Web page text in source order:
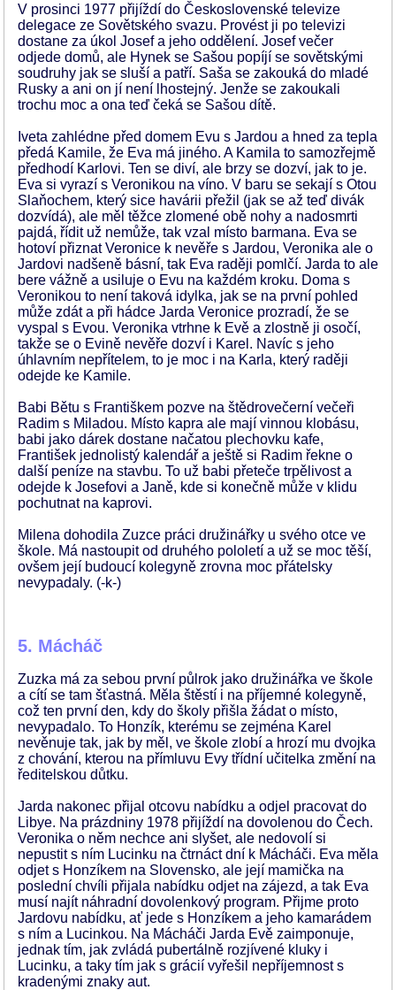
V prosinci 1977 přijíždí do Československé televize
delegace ze Sovětského svazu. Provést ji po televizi
dostane za úkol Josef a jeho oddělení. Josef večer
odjede domů, ale Hynek se Sašou popíjí se sovětskými
soudruhy jak se sluší a patří. Saša se zakouká do mladé
Rusky a ani on jí není lhostejný. Jenže se zakoukali
trochu moc a ona teď čeká se Sašou dítě.
Iveta zahlédne před domem Evu s Jardou a hned za tepla
předá Kamile, že Eva má jiného. A Kamila to samozřejmě
předhodí Karlovi. Ten se diví, ale brzy se dozví, jak to je.
Eva si vyrazí s Veronikou na víno. V baru se sekají s Otou
Slaňochem, který sice havárii přežil (jak se až teď divák
dozvídá), ale měl těžce zlomené obě nohy a nadosmrti
pajdá, řídit už nemůže, tak vzal místo barmana. Eva se
hotoví přiznat Veronice k nevěře s Jardou, Veronika ale o
Jardovi nadšeně básní, tak Eva raději pomlčí. Jarda to ale
bere vážně a usiluje o Evu na každém kroku. Doma s
Veronikou to není taková idylka, jak se na první pohled
může zdát a při hádce Jarda Veronice prozradí, že se
vyspal s Evou. Veronika vtrhne k Evě a zlostně ji osočí,
takže se o Evině nevěře dozví i Karel. Navíc s jeho
úhlavním nepřítelem, to je moc i na Karla, který raději
odejde ke Kamile.
Babi Bětu s Františkem pozve na štědrovečerní večeři
Radim s Miladou. Místo kapra ale mají vinnou klobásu,
babi jako dárek dostane načatou plechovku kafe,
František jednolistý kalendář a ještě si Radim řekne o
další peníze na stavbu. To už babi přeteče trpělivost a
odejde k Josefovi a Janě, kde si konečně může v klidu
pochutnat na kaprovi.
Milena dohodila Zuzce práci družinářky u svého otce ve
škole. Má nastoupit od druhého pololetí a už se moc těší,
ovšem její budoucí kolegyně zrovna moc přátelsky
nevypadaly. (-k-)
5. Mácháč
Zuzka má za sebou první půlrok jako družinářka ve škole
a cítí se tam šťastná. Měla štěstí i na příjemné kolegyně,
což ten první den, kdy do školy přišla žádat o místo,
nevypadalo. To Honzík, kterému se zejména Karel
nevěnuje tak, jak by měl, ve škole zlobí a hrozí mu dvojka
z chování, kterou na přímluvu Evy třídní učitelka změní na
ředitelskou důtku.
Jarda nakonec přijal otcovu nabídku a odjel pracovat do
Libye. Na prázdniny 1978 přijíždí na dovolenou do Čech.
Veronika o něm nechce ani slyšet, ale nedovolí si
nepustit s ním Lucinku na čtrnáct dní k Mácháči. Eva měla
odjet s Honzíkem na Slovensko, ale její mamička na
poslední chvíli přijala nabídku odjet na zájezd, a tak Eva
musí najít náhradní dovolenkový program. Přijme proto
Jardovu nabídku, ať jede s Honzíkem a jeho kamarádem
s ním a Lucinkou. Na Mácháči Jarda Evě zaimponuje,
jednak tím, jak zvládá pubertálně rozjívené kluky i
Lucinku, a taky tím jak s grácií vyřešil nepříjemnost s
kradenými znaky aut.